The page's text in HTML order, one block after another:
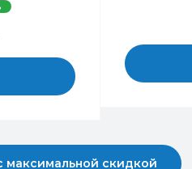
максимальной скидкой